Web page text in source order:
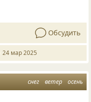
Обсудить
24 мар 2025
снег ветер осень